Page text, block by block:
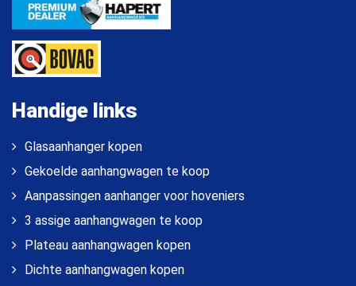
Handige links
Glasaanhanger kopen
Gekoelde aanhangwagen te koop
Aanpassingen aanhanger voor hoveniers
3 assige aanhangwagen te koop
Plateau aanhangwagen kopen
Dichte aanhangwagen kopen